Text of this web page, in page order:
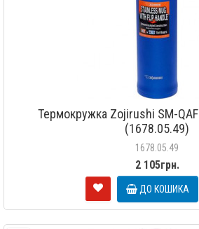
Термокружка Zojirushi SM-
(1678.05.49)
1678.05.49
2 105грн.
ДО КОШИКА